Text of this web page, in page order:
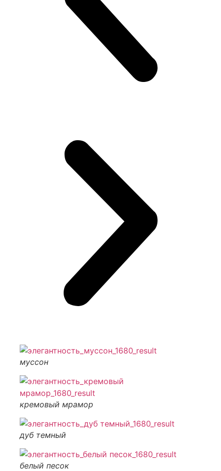
муссон
кремовый мрамор
дуб темный
белый песок